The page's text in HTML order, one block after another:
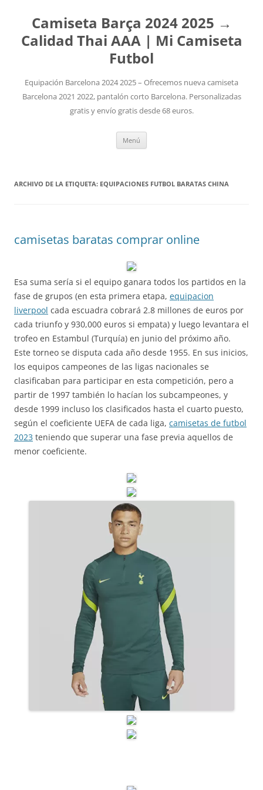
Camiseta Barça 2024 2025 →
Calidad Thai AAA | Mi Camiseta
Futbol
Equipación Barcelona 2024 2025 – Ofrecemos nueva camiseta
Barcelona 2021 2022, pantalón corto Barcelona. Personalizadas
gratis y envío gratis desde 68 euros.
Menú
ARCHIVO DE LA ETIQUETA: EQUIPACIONES FUTBOL BARATAS CHINA
camisetas baratas comprar online
Esa suma sería si el equipo ganara todos los partidos en la
fase de grupos (en esta primera etapa, equipacion
liverpool cada escuadra cobrará 2.8 millones de euros por
cada triunfo y 930,000 euros si empata) y luego levantara el
trofeo en Estambul (Turquía) en junio del próximo año.
Este torneo se disputa cada año desde 1955. En sus inicios,
los equipos campeones de las ligas nacionales se
clasificaban para participar en esta competición, pero a
partir de 1997 también lo hacían los subcampeones, y
desde 1999 incluso los clasificados hasta el cuarto puesto,
según el coeficiente UEFA de cada liga, camisetas de futbol
2023 teniendo que superar una fase previa aquellos de
menor coeficiente.